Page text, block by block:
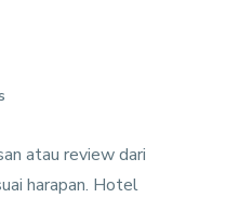
atau review dari
harapan. Hotel